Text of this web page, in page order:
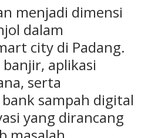
menjadi dimensi
dalam
city di Padang.
aplikasi
serta
sampah digital
yang dirancang